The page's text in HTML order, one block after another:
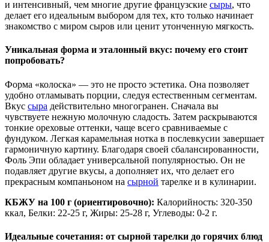
и интенсивный, чем многие другие французские сыры, что
делает его идеальным выбором для тех, кто только начинает
знакомство с миром сыров или ценит утонченную мягкость.
Уникальная форма и эталонный вкус: почему его стоит
попробовать?
Форма «колоска» — это не просто эстетика. Она позволяет
удобно отламывать порции, следуя естественным сегментам.
Вкус сыра действительно многогранен. Сначала вы
чувствуете нежную молочную сладость. Затем раскрываются
тонкие ореховые оттенки, чаще всего сравниваемые с
фундуком. Легкая карамельная нотка в послевкусии завершает
гармоничную картину. Благодаря своей сбалансированности,
Фоль Эпи обладает универсальной популярностью. Он не
подавляет другие вкусы, а дополняет их, что делает его
прекрасным компаньоном на сырной тарелке и в кулинарии.
КБЖУ на 100 г (ориентировочно): Калорийность: 320-350
ккал, Белки: 22-25 г, Жиры: 25-28 г, Углеводы: 0-2 г.
Идеальные сочетания: от сырной тарелки до горячих блюд